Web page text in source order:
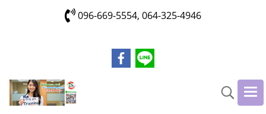
096-669-5554, 064-325-4946